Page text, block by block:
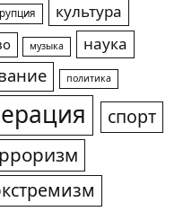
культура
музыка
наука
политика
спорт